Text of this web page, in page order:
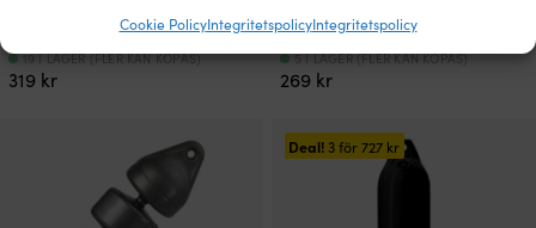
Cookie PolicyIntegritetspolicyIntegritetspolicy
cm, grå med svart topp
319 kr
19 I LAGER (FLER KAN KÖPAS)
cm, svart
269 kr
5 I LAGER (FLER KAN KÖPAS)
Deal!3 för727 kr